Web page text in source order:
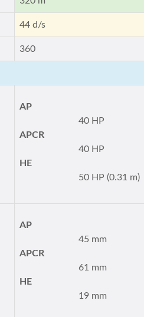
44 d/s
360
AP
40 HP
APCR
40 HP
HE
50 HP (0.31 m)
AP
45 mm
APCR
61 mm
HE
19 mm